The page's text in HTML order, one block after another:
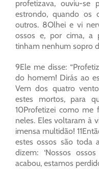
profetizava, ouviu-
estrondo, quando os
outros. 8Olhei e vi
ossos e, por cima, a
tinham nenhum sopro
9Ele me disse:
do homem! Dirás ao
Vem dos quatro
estes mortos, para
10Profetizei como me
neles. Eles voltaram à
imensa multidão!
estes ossos são toda
dizem: ‘Nossos
acabou, estamos